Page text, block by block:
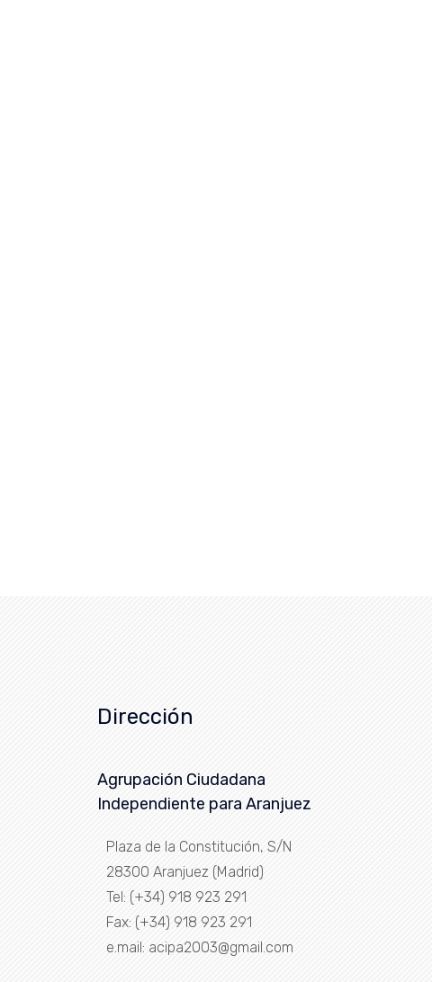
Dirección
Agrupación Ciudadana
Independiente para Aranjuez
Plaza de la Constitución, S/N
28300 Aranjuez (Madrid)
Tel: (+34) 918 923 291
Fax: (+34) 918 923 291
e.mail: acipa2003@gmail.com